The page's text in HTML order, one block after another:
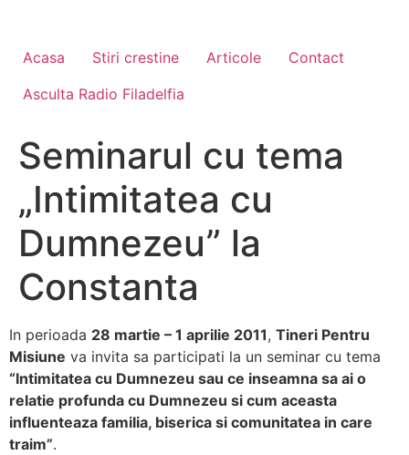
Acasa Stiri crestine Articole
Contact
Asculta Radio Filadelfia
Seminarul cu tema
„Intimitatea cu
Dumnezeu” la
Constanta
In perioada 28 martie – 1 aprilie 2011, Tineri Pentru
Misiune va invita sa participati la un seminar cu tema
“Intimitatea cu Dumnezeu sau ce inseamna sa ai o
relatie profunda cu Dumnezeu si cum aceasta
influenteaza familia, biserica si comunitatea in care
traim”.